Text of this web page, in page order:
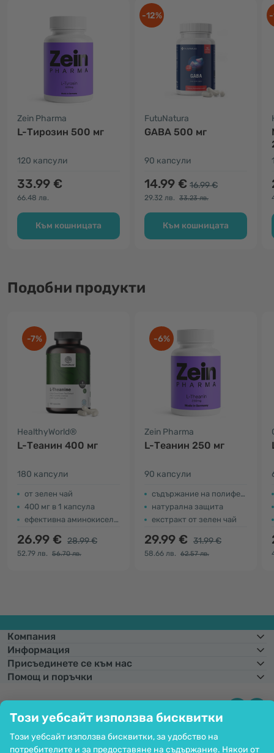
Този уебсайт използва бисквитки
Този уебсайт използва бисквитки, за удобство на
потребителите и за предоставяне на съдържание. Някои от
Zein Pharma
L-Тирозин 500 мг
120 капсули
33.99 €
66.48 лв.
Към кошницата
-12%
FutuNatura
GABA 500 мг
90 капсули
14.99 € 16.99 €
29.32 лв. 33.23 лв.
Към кошницата
Подобни продукти
-7%
HealthyWorld®
L-Теанин 400 мг
180 капсули
от зелен чай
400 мг в 1 капсула
ефективна аминокиселина
26.99 € 28.99 €
52.79 лв. 56.70 лв.
-6%
Zein Pharma
L-Теанин 250 мг
90 капсули
съдържание на полифеноли
натурална защита
екстракт от зелен чай
29.99 € 31.99 €
58.66 лв. 62.57 лв.
Компания
Информация
Присъединете се към нас
Помощ и поръчки
плащане с карта. Гарантирана защита на личните данни чрез SSL
криптиране.